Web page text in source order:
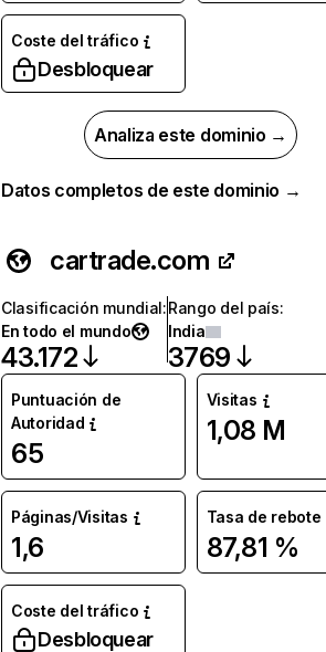
Coste del tráfico
Desbloquear
Analiza este dominio →
Datos completos de este dominio →
cartrade.com
Clasificación mundial:
En todo el mundo
43.172
Rango del país:
India
3769
Puntuación de
Autoridad
65
Visitas
1,08 M
Páginas/Visitas
1,6
Tasa de rebote
87,81 %
Coste del tráfico
Desbloquear